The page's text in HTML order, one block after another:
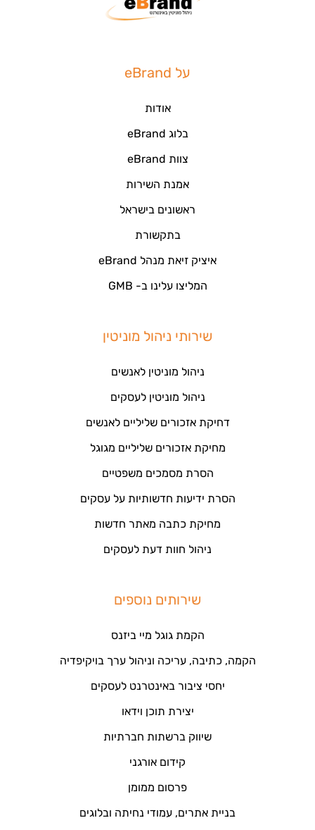
על eBrand
אודות
בלוג eBrand
צוות eBrand
אמנת השירות
ראשונים בישראל
בתקשורת
איציק זיאת מנהל eBrand
המליצו עלינו ב- GMB
שירותי ניהול מוניטין
ניהול מוניטין לאנשים
ניהול מוניטין לעסקים
דחיקת אזכורים שליליים לאנשים
מחיקת אזכורים שליליים מגוגל
הסרת מסמכים משפטיים
הסרת ידיעות חדשותיות על עסקים
מחיקת כתבה מאתר חדשות
ניהול חוות דעת לעסקים
שירותים נוספים
הקמת גוגל מיי ביזנס
הקמה, כתיבה, עריכה וניהול ערך בויקיפדיה
יחסי ציבור באינטרנט לעסקים
יצירת תוכן וידאו
שיווק ברשתות חברתיות
קידום אורגני
פרסום ממומן
בניית אתרים, עמודי נחיתה ובלוגים